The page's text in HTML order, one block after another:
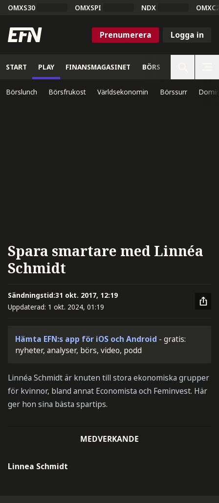
OMXS30 OMXSPI NDX
Prenumerera Logga in
START PLAY FINANSMAGASINET BÖRS
Börslunch Börsfrukost Världsekonomin Börssurr
Spara smartare med Linnéa
Schmidt
Sändningstid:31 okt. 2017, 12:19
Uppdaterad: 1 okt. 2024, 01:19
Hämta EFN:s app för iOS och Android - gratis:
nyheter, analyser, börs, video, podd
Linnéa Schmidt är knuten till stora ekonomiska grupper
för kvinnor, bland annat Economista och Feminvest. Här
ger hon sina bästa spartips.
MEDVERKANDE
Linnea Schmidt